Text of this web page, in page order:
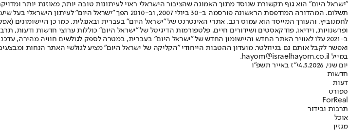
"ישראל היום" הוא גוף תקשורת שנוסד מתוך האמונה שהציבור הישראלי ראוי לעיתונות טובה יותר, מאוזנת יותר
תשלום. המהדורה המודפסת הראשונה פורסמה ב-30 ביולי 2007,
ופרשנויות, וידיאו, פודקאסטים ושידורים חיים. פלטפורמות הדיגיטל של "ישראל היום" כוללות ערוצי חדשות ודעות,
ב-2021 עלו לאוויר האתר החדש והיישומון החדש של "ישראל היום" בעברית, במטרה לספק לגולשים חוויה
ואפשר לקבל אותם גם בניוזלטר. מועדון ההטבות הייחודי "הקליקה של ישראל היום" מציע לגולשי האתר הנחות
במייל hayom@israelhayom.co.il.
יום שני, 4.5.2026
י"ז באייר תשפ"ו
חדשות
דעות
ספורט
ForReal
תרבות ובידור
אוכל
מגזין